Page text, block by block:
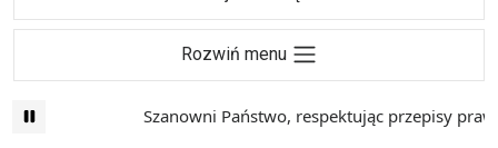
Rozwiń menu
Szanowni Państwo, respektując przepisy